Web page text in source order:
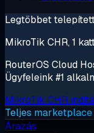
Legtöbbet
MikroTik CHR, 1
RouterOS Cloud
Ügyfeleink #1
MikroTik CHR
Teljes
Árazás